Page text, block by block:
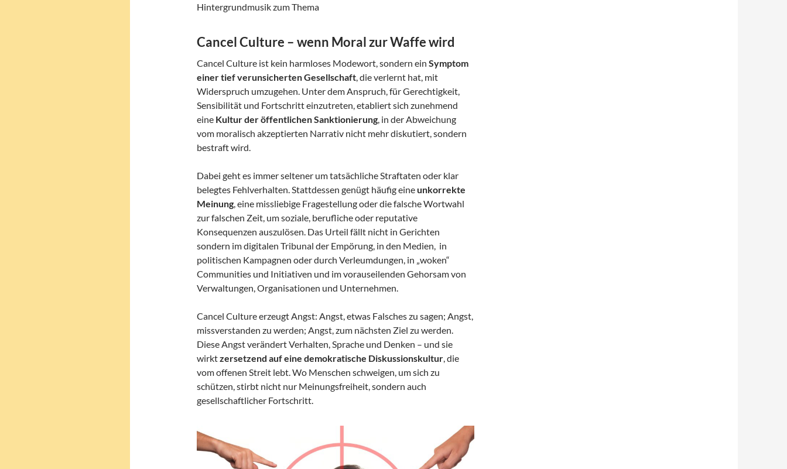
Hintergrundmusik zum Thema
Cancel Culture – wenn Moral zur Waffe wird
Cancel Culture ist kein harmloses Modewort, sondern ein Symptom
einer tief verunsicherten Gesellschaft, die verlernt hat, mit
Widerspruch umzugehen. Unter dem Anspruch, für Gerechtigkeit,
Sensibilität und Fortschritt einzutreten, etabliert sich zunehmend
eine Kultur der öffentlichen Sanktionierung, in der Abweichung
vom moralisch akzeptierten Narrativ nicht mehr diskutiert, sondern
bestraft wird.
Dabei geht es immer seltener um tatsächliche Straftaten oder klar
belegtes Fehlverhalten. Stattdessen genügt häufig eineunkorrekte
Meinung, eine missliebige Fragestellung oder die falsche Wortwahl
zur falschen Zeit, um soziale, berufliche oder reputative
Konsequenzen auszulösen. Das Urteil fällt nicht in Gerichten
sondern im digitalen Tribunal der Empörung, in den Medien, in
politischen Kampagnen oder durch Verleumdungen, in „woken“
Communities und Initiativen und im vorauseilenden Gehorsam von
Verwaltungen, Organisationen und Unternehmen.
Cancel Culture erzeugt Angst: Angst, etwas Falsches zu sagen; Angst,
missverstanden zu werden; Angst, zum nächsten Ziel zu werden.
Diese Angst verändert Verhalten, Sprache und Denken – und sie
wirktzersetzend auf eine demokratische Diskussionskultur, die
vom offenen Streit lebt. Wo Menschen schweigen, um sich zu
schützen, stirbt nicht nur Meinungsfreiheit, sondern auch
gesellschaftlicher Fortschritt.